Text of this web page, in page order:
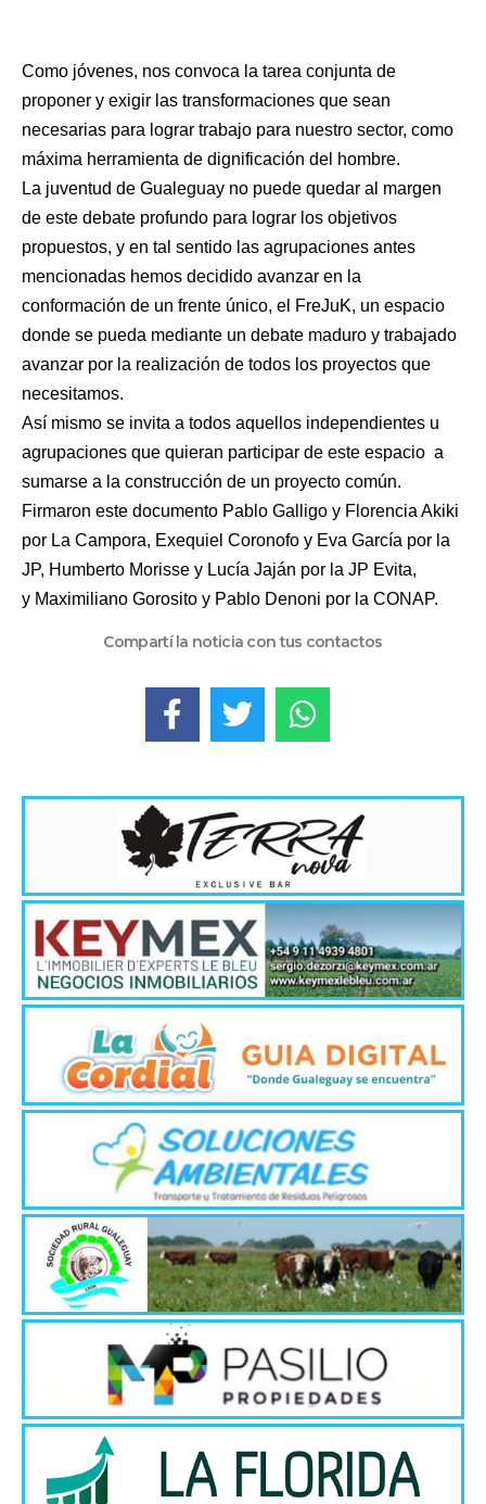
Como jóvenes, nos convoca la tarea conjunta de
proponer y exigir las transformaciones que sean
necesarias para lograr trabajo para nuestro sector, como
máxima herramienta de dignificación del hombre.
La juventud de Gualeguay no puede quedar al margen
de este debate profundo para lograr los objetivos
propuestos, y en tal sentido las agrupaciones antes
mencionadas hemos decidido avanzar en la
conformación de un frente único, el FreJuK, un espacio
donde se pueda mediante un debate maduro y trabajado
avanzar por la realización de todos los proyectos que
necesitamos.
Así mismo se invita a todos aquellos independientes u
agrupaciones que quieran participar de este espacio a
sumarse a la construcción de un proyecto común.
Firmaron este documento Pablo Galligo y Florencia Akiki
por La Campora, Exequiel Coronofo y Eva García por la
JP, Humberto Morisse y Lucía Jaján por la JP Evita,
y Maximiliano Gorosito y Pablo Denoni por la CONAP.
Compartí la noticia con tus contactos